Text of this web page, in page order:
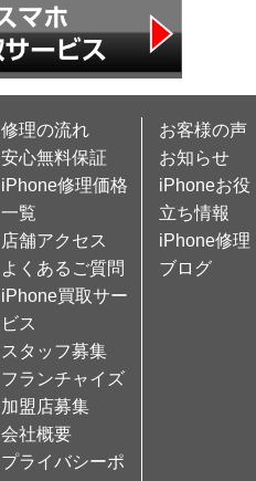
修理の流れ
安心無料保証
iPhone修理価格
一覧
店舗アクセス
よくあるご質問
iPhone買取サー
ビス
スタッフ募集
フランチャイズ
加盟店募集
会社概要
プライバシーポ
お客様の声
お知らせ
iPhoneお役
立ち情報
iPhone修理
ブログ